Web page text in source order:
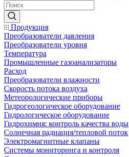
Продукция
Преобразователи давления
Преобразователи уровня
Температура
Промышленные газоанализаторы
Расход
Преобразователи влажности
Скорость потока воздуха
Метеорологические приборы
Гидрогеологическое оборудование
Гидрологическое оборудование
Гидрохимия: контроль качества воды
Солнечная радиация/тепловой поток
Электромагнитные клапаны
Системы мониторинга и контроля